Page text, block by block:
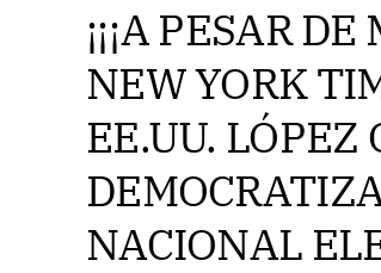
¡¡¡A PESAR
NEW YORK
EE.UU. LÓPEZ
NACIONAL